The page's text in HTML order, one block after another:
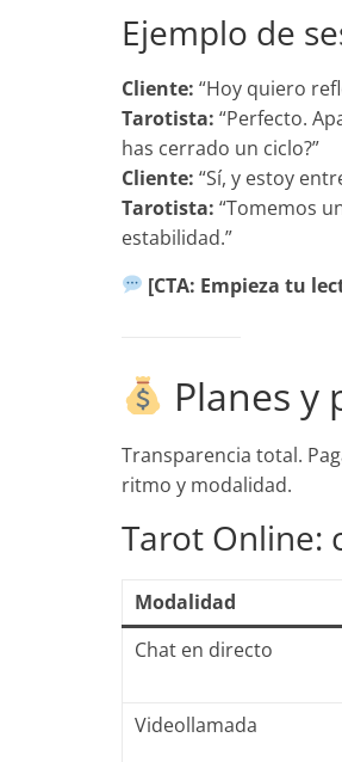
Ejemplo de
Cliente: “Hoy quiero
Tarotista: “Perfecto.
has cerrado un ciclo?”
Cliente: “Sí, y estoy
Tarotista: “Tomemos
estabilidad.”
[CTA: Empieza tu
Planes y
Transparencia total.
ritmo y modalidad.
Tarot Online:
Modalidad
Chat en directo
Videollamada